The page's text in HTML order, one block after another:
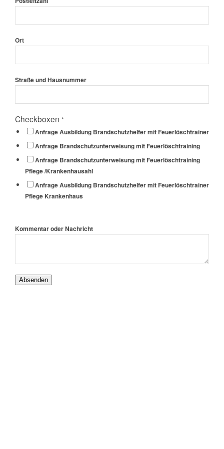
Ort
Straße und Hausnummer
Checkboxen *
Anfrage Ausbildung Brandschutzhelfer mit Feuerlöschtrainer
Anfrage Brandschutzunterweisung mit Feuerlöschtraining
Anfrage Brandschutzunterweisung mit Feuerlöschtraining
Pflege /Krankenhausahl
Anfrage Ausbildung Brandschutzhelfer mit Feuerlöschtrainer
Pflege Krankenhaus
Kommentar oder Nachricht
Absenden